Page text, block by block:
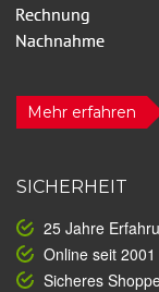
Mehr erfahren
SICHERHEIT
25 Jahre
Online seit 2001
Sicheres